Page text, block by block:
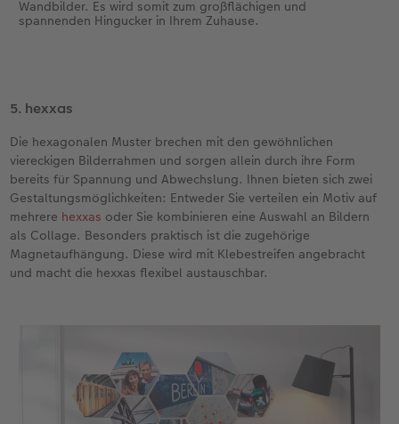
Wandbilder. Es wird somit zum großflächigen und
spannenden Hingucker in Ihrem Zuhause.
5. hexxas
Die hexagonalen Muster brechen mit den gewöhnlichen
viereckigen Bilderrahmen und sorgen allein durch ihre Form
bereits für Spannung und Abwechslung. Ihnen bieten sich zwei
Gestaltungsmöglichkeiten: Entweder Sie verteilen ein Motiv auf
mehrere hexxas oder Sie kombinieren eine Auswahl an Bildern
als Collage. Besonders praktisch ist die zugehörige
Magnetaufhängung. Diese wird mit Klebestreifen angebracht
und macht die hexxas flexibel austauschbar.